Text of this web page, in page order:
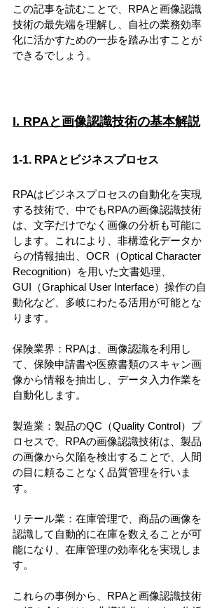
この記事を読むことで、RPAと画像認識
技術の最先端を理解し、自社の業務効率
化に活かすための一歩を踏み出すことが
できるでしょう。
I. RPAと画像認識技術の基本解説
1-1. RPAとビジネスプロセス
RPAはビジネスプロセスの自動化を実現
する技術で、中でもRPAの画像認識技術
は、文字だけでなく画像の分析も可能に
します。これにより、非構造化データか
らの情報抽出、OCR（Optical Character
Recognition）を用いた文書処理、
GUI（Graphical User Interface）操作の自
動化など、多岐にわたる活用が可能とな
ります。
保険業界：RPAは、画像認識を利用し
て、保険申請書や医療書類のスキャン画
像から情報を抽出し、データ入力作業を
自動化します。
製造業：製品のQC（Quality Control）プ
ロセスで、RPAの画像認識技術は、製品
の画像から欠陥を検出することで、人間
の目に頼ることなく品質管理を行いま
す。
リテール業：在庫管理で、商品の画像を
認識して自動的に在庫を数えることが可
能になり、在庫管理の効率化を実現しま
す。
これらの事例から、RPAと画像認識技術